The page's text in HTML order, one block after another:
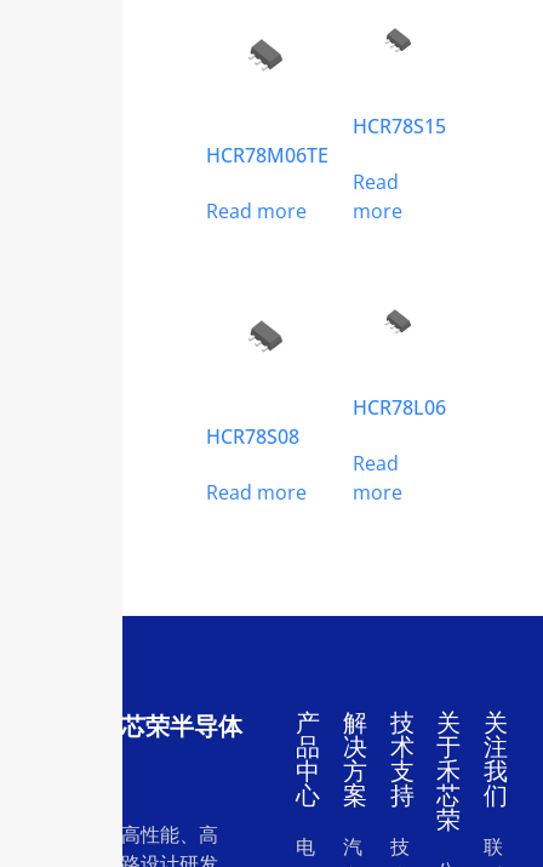
HCR78M06TE
Read more
HCR78S15
Read
more
HCR78S08
Read more
HCR78L06
Read
more
深圳市禾芯荣半导体
一家专注于高性能、高
产
品
中
心
电
解
决
方
案
汽
技
术
支
持
技
关
于
禾
芯
荣
关
注
我
们
联